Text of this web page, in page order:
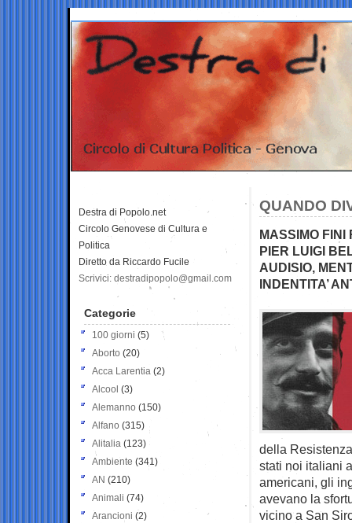
QUANDO
MASSIMO FINI
PIER LUIGI
AUDISIO,
INDENTITA’
della
stati noi italiani
americani, gli
avevano la
vicino a San
Destra di Popolo.net
Circolo Genovese di Cultura e
Politica
Diretto da Riccardo Fucile
Scrivici: destradipopolo@gmail.com
Categorie
100 giorni (5)
Aborto (20)
Acca Larentia (2)
Alcool (3)
Alemanno (150)
Alfano (315)
Alitalia (123)
Ambiente (341)
AN (210)
Animali (74)
Arancioni (2)